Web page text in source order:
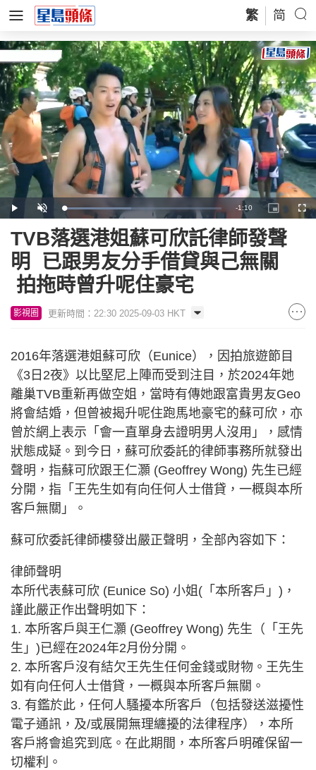
繁 简
Play Unmute Loaded:
42.74%
Remaining
Time
-1:10
Picture-
in-
TVB落選港姐蘇可欣託律師發聲
明 已跟男友分手借貸與己無關
拍拖時曾升呢住豪宅
影視圈 更新時間：22:30 2025-09-03 HKT
2016年落選港姐蘇可欣（Eunice），因拍旅遊節目
《3日2夜》以比堅尼上陣而受到注目，於2024年她
離巢TVB重新再做空姐，當時有傳她跟富貴男友Geo
將會結婚，但曾被揭升呢住跑馬地豪宅的蘇可欣，亦
曾於網上表示「會一直單身去證明男人沒用」，感情
狀態成疑。到今日，蘇可欣委託的律師事務所就發出
聲明，指蘇可欣跟王仁灝 (Geoffrey Wong) 先生已經
分開，指「王先生如有向任何人士借貸，一概與本所
客戶無關」。
蘇可欣委託律師樓發出嚴正聲明，全部內容如下：
律師聲明
本所代表蘇可欣 (Eunice So) 小姐(「本所客戶」)，
謹此嚴正作出聲明如下：
1. 本所客戶與王仁灝 (Geoffrey Wong) 先生（「王先
生」)已經在2024年2月份分開。
2. 本所客戶沒有結欠王先生任何金錢或財物。王先生
如有向任何人士借貸，一概與本所客戶無關。
3. 有鑑於此，任何人騷擾本所客戶（包括發送滋擾性
電子通訊，及/或展開無理纏擾的法律程序），本所
客戶將會追究到底。在此期間，本所客戶明確保留一
切權利。